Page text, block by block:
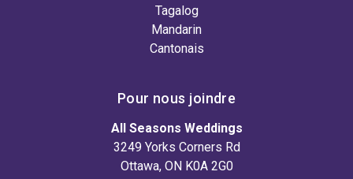
Tagalog
Mandarin
Cantonais
Pour nous joindre
All Seasons Weddings
3249 Yorks Corners Rd
Ottawa, ON K0A 2G0